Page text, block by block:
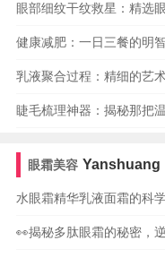
眼部细纹干纹救星：精选
健康减肥：一日三餐的明
乳液聚合过程：精细的艺
睫毛梳理神器：揭秘那把
眼霜美容 Yanshuang
水眼霜精华乳液面霜的科
👀揭秘多肽眼霜的秘密，